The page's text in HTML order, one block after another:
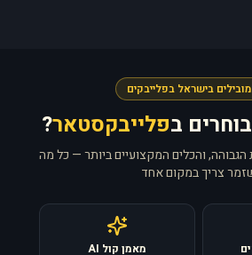
בישראל בפלייבקים
בפלייבקסטאר?
הגבוהה, והכלים המקצועיים ביותר — כל מה
צריך במקום אחד
מאמן קול AI